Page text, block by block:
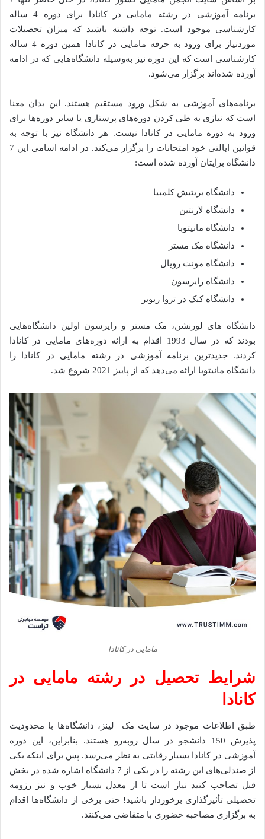
برنامه آموزشی در رشته مامایی در کانادا برای دوره 4 ساله
کارشناسی موجود است. توجه داشته باشید که میزان تحصیلات
موردنیاز برای ورود به حرفه مامایی در کانادا همین دوره‌ 4 ساله
کارشناسی است که این دوره نیز به‌وسیله دانشگاه‌هایی که در ادامه
آورده شده‌اند برگزار می‌شود.
برنامه‌های آموزشی به شکل ورود مستقیم هستند. این بدان معنا
است که نیازی به طی کردن دوره‌های پرستاری یا سایر دوره‌‌ها برای
ورود به دوره مامایی در کانادا نیست. هر دانشگاه نیز با توجه به
قوانین ایالتی خود امتحانات را برگزار می‌کند. در ادامه اسامی این 7
دانشگاه برایتان آورده شده است:
دانشگاه بریتیش کلمبیا
دانشگاه لارنتین
دانشگاه مانیتوبا
دانشگاه مک مستر
دانشگاه مونت رویال
دانشگاه رایرسون
دانشگاه کبک در تروا ریویر
دانشگاه‌ های لورنشن، مک مستر و رایرسون اولین دانشگاه‌هایی
بودند که در سال 1993 اقدام به ارائه دوره‌های مامایی در کانادا
کردند. جدیدترین برنامه آموزشی در رشته مامایی در کانادا را
دانشگاه مانیتوبا ارائه می‌دهد که از پاییز 2021 شروع شد.
مامایی در کانادا
شرایط تحصیل در رشته مامایی در
کانادا
طبق اطلاعات موجود در سایت مک لینز، دانشگاه‌ها با محدودیت
پذیرش 150 دانشجو در سال روبه‌رو هستند. بنابراین، این دوره
آموزشی در کانادا بسیار رقابتی به نظر می‌رسد. پس برای اینکه یکی
از صندلی‌های این رشته را در یکی از 7 دانشگاه اشاره ‌شده در بخش
قبل تصاحب کنید نیاز است تا از معدل بسیار خوب و نیز رزومه
تحصیلی تأثیرگذاری برخوردار باشید! حتی برخی از دانشگاه‌ها اقدام
به برگزاری مصاحبه حضوری با متقاضی می‌کنند.